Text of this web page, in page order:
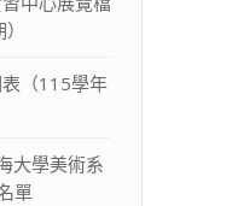
（115學年
大學美術系
單